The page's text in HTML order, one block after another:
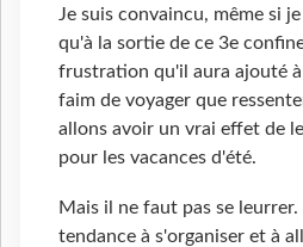
Je suis convaincu, même si
qu'à la sortie de ce 3e
frustration qu'il aura ajouté
faim de voyager que
allons avoir un vrai effet de
pour les vacances d'été.
Mais il ne faut pas se
tendance à s'organiser et à